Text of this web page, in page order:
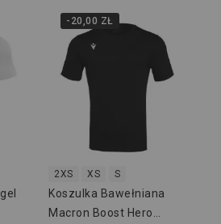
-20,00 ZŁ
2XS XS S
Koszulka Bawełniana
Macron Boost Hero